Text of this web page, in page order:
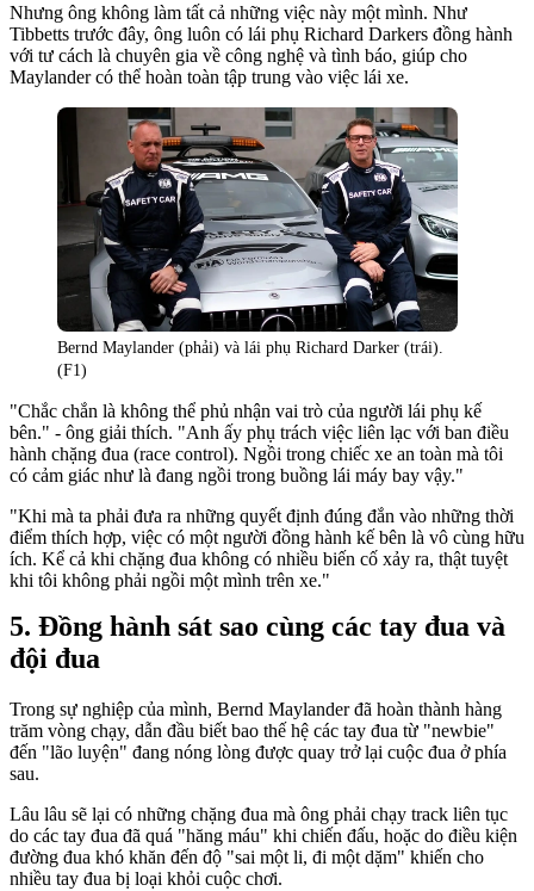
Nhưng ông không làm tất cả những việc này một mình. Như
Tibbetts trước đây, ông luôn có lái phụ Richard Darkers đồng hành
với tư cách là chuyên gia về công nghệ và tình báo, giúp cho
Maylander có thể hoàn toàn tập trung vào việc lái xe.
Bernd Maylander (phải) và lái phụ Richard Darker (trái).
(F1)
"Chắc chắn là không thể phủ nhận vai trò của người lái phụ kế
bên." - ông giải thích. "Anh ấy phụ trách việc liên lạc với ban điều
hành chặng đua (race control). Ngồi trong chiếc xe an toàn mà tôi
có cảm giác như là đang ngồi trong buồng lái máy bay vậy."
"Khi mà ta phải đưa ra những quyết định đúng đắn vào những thời
điểm thích hợp, việc có một người đồng hành kế bên là vô cùng hữu
ích. Kể cả khi chặng đua không có nhiều biến cố xảy ra, thật tuyệt
khi tôi không phải ngồi một mình trên xe."
Đồng hành sát sao cùng các tay đua và
đội đua
Trong sự nghiệp của mình, Bernd Maylander đã hoàn thành hàng
trăm vòng chạy, dẫn đầu biết bao thế hệ các tay đua từ "newbie"
đến "lão luyện" đang nóng lòng được quay trở lại cuộc đua ở phía
sau.
Lâu lâu sẽ lại có những chặng đua mà ông phải chạy track liên tục
do các tay đua đã quá "hăng máu" khi chiến đấu, hoặc do điều kiện
đường đua khó khăn đến độ "sai một li, đi một dặm" khiến cho
nhiều tay đua bị loại khỏi cuộc chơi.